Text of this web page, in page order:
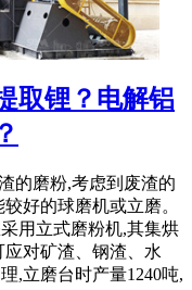
取锂？电解铝
的磨粉,考虑到废渣的
好的球磨机或立磨。
用立式磨粉机,其集烘
对矿渣、钢渣、水
,立磨台时产量1240吨,